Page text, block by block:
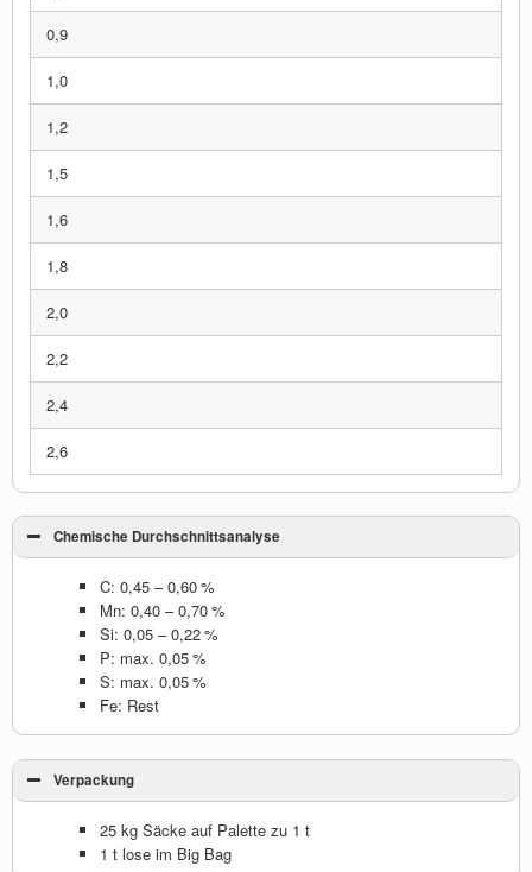
0,9
1,0
1,2
1,5
1,6
1,8
2,0
2,2
2,4
2,6
Chemische Durchschnittsanalyse
C: 0,45 – 0,60 %
Mn: 0,40 – 0,70 %
Si: 0,05 – 0,22 %
P: max. 0,05 %
S: max. 0,05 %
Fe: Rest
Verpackung
25 kg Säcke auf Palette zu 1 t
1 t lose im Big Bag